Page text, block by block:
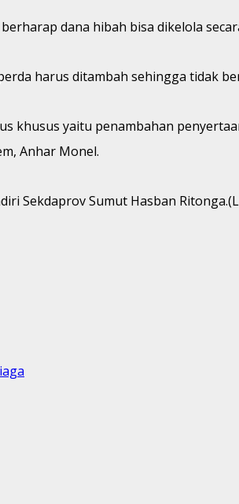
dana hibah bisa dikelola
harus ditambah sehingga tidak
khusus yaitu penambahan
Anhar Monel.
Sekdaprov Sumut Hasban